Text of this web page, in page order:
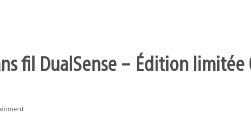
fil DualSense – Édition